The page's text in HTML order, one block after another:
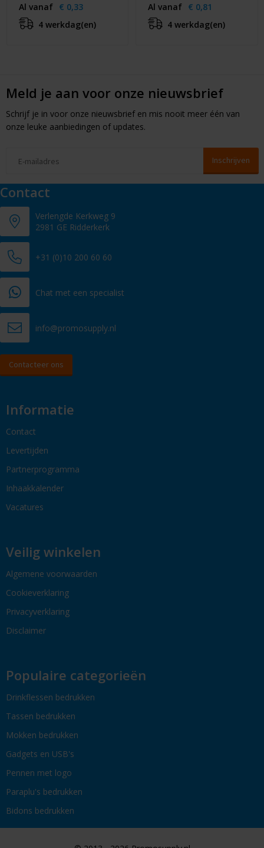
Al vanaf € 0,33
4 werkdag(en)
Al vanaf € 0,81
4 werkdag(en)
Meld je aan voor onze nieuwsbrief
Schrijf je in voor onze nieuwsbrief en mis nooit meer één van
onze leuke aanbiedingen of updates.
Contact
Verlengde Kerkweg 9
2981 GE Ridderkerk
+31 (0)10 200 60 60
Chat met een specialist
info@promosupply.nl
Contacteer ons
Informatie
Contact
Levertijden
Partnerprogramma
Inhaakkalender
Vacatures
Veilig winkelen
Algemene voorwaarden
Cookieverklaring
Privacyverklaring
Disclaimer
Populaire categorieën
Drinkflessen bedrukken
Tassen bedrukken
Mokken bedrukken
Gadgets en USB's
Pennen met logo
Paraplu's bedrukken
Bidons bedrukken